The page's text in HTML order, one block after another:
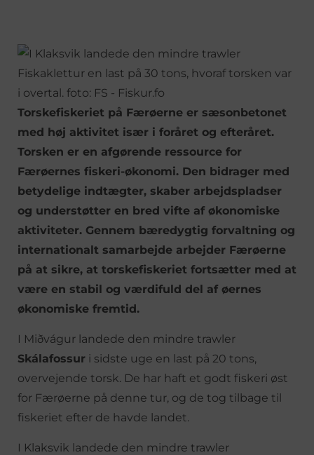
Torskefiskeriet på Færøerne er sæsonbetonet
med høj aktivitet især i foråret og efteråret.
Torsken er en afgørende ressource for
Færøernes fiskeri-økonomi. Den bidrager med
betydelige indtægter, skaber arbejdspladser
og understøtter en bred vifte af økonomiske
aktiviteter. Gennem bæredygtig forvaltning og
internationalt samarbejde arbejder Færøerne
på at sikre, at torskefiskeriet fortsætter med at
være en stabil og værdifuld del af øernes
økonomiske fremtid.
I Miðvágur landede den mindre trawler
Skálafossur i sidste uge en last på 20 tons,
overvejende torsk. De har haft et godt fiskeri øst
for Færøerne på denne tur, og de tog tilbage til
fiskeriet efter de havde landet.
I Klaksvik landede den mindre trawler